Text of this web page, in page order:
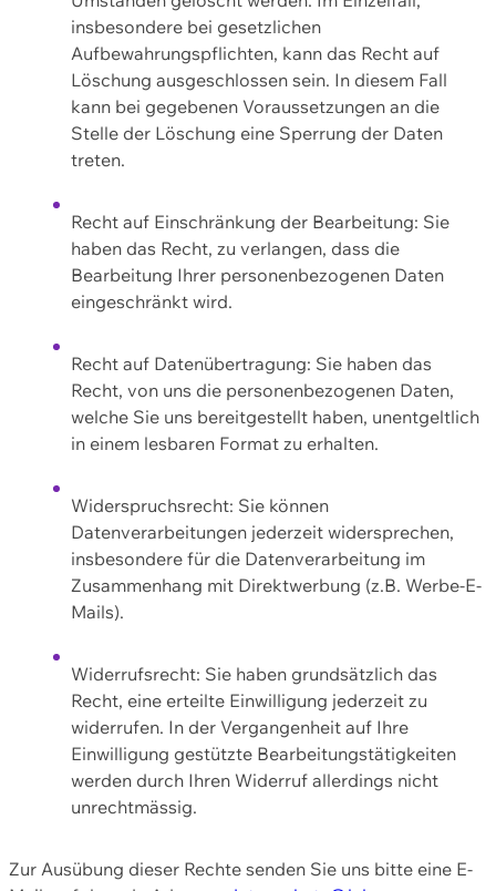
insbesondere bei gesetzlichen
Aufbewahrungspflichten, kann das Recht auf
Löschung ausgeschlossen sein. In diesem Fall
kann bei gegebenen Voraussetzungen an die
Stelle der Löschung eine Sperrung der Daten
treten.
Recht auf Einschränkung der Bearbeitung: Sie
haben das Recht, zu verlangen, dass die
Bearbeitung Ihrer personenbezogenen Daten
eingeschränkt wird.
Recht auf Datenübertragung: Sie haben das
Recht, von uns die personenbezogenen Daten,
welche Sie uns bereitgestellt haben, unentgeltlich
in einem lesbaren Format zu erhalten.
Widerspruchsrecht: Sie können
Datenverarbeitungen jederzeit widersprechen,
insbesondere für die Datenverarbeitung im
Zusammenhang mit Direktwerbung (z.B. Werbe-E-
Mails).
Widerrufsrecht: Sie haben grundsätzlich das
Recht, eine erteilte Einwilligung jederzeit zu
widerrufen. In der Vergangenheit auf Ihre
Einwilligung gestützte Bearbeitungstätigkeiten
werden durch Ihren Widerruf allerdings nicht
unrechtmässig.
Zur Ausübung dieser Rechte senden Sie uns bitte eine E-